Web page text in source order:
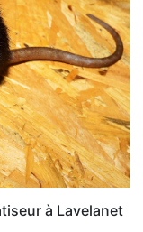
à Lavelanet